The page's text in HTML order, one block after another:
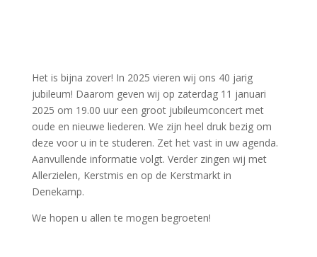
Het is bijna zover! In 2025 vieren wij ons 40 jarig
jubileum! Daarom geven wij op zaterdag 11 januari
2025 om 19.00 uur een groot jubileumconcert met
oude en nieuwe liederen. We zijn heel druk bezig om
deze voor u in te studeren. Zet het vast in uw agenda.
Aanvullende informatie volgt. Verder zingen wij met
Allerzielen, Kerstmis en op de Kerstmarkt in
Denekamp.
We hopen u allen te mogen begroeten!